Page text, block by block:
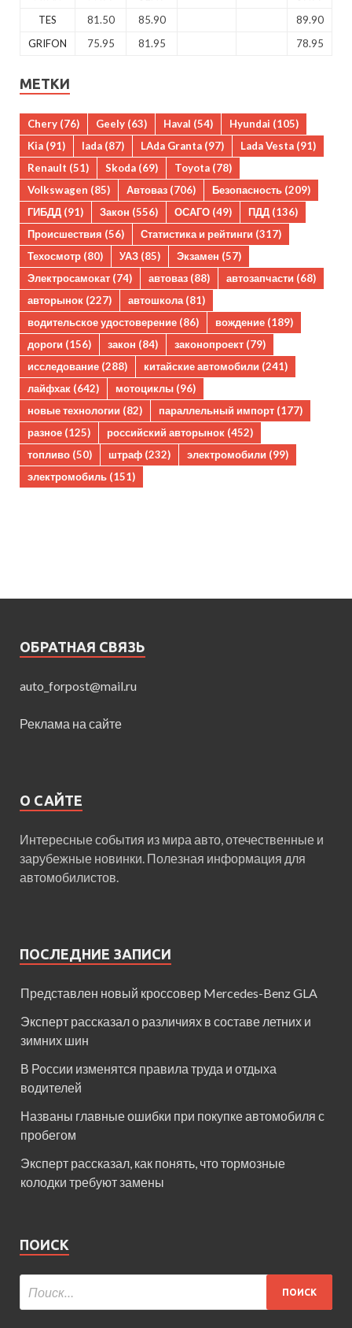
TES
81.50 85.90
89.90
GRIFON
75.95 81.95 78.95
МЕТКИ
Chery (76) Geely (63) Haval (54) Hyundai (105)
Kia (91) lada (87) LAda Granta (97) Lada Vesta (91)
Renault (51) Skoda (69) Toyota (78)
Volkswagen (85) Автоваз (706) Безопасность (209)
ГИБДД (91) Закон (556) ОСАГО (49) ПДД (136)
Происшествия (56) Статистика и рейтинги (317)
Техосмотр (80) УАЗ (85) Экзамен (57)
Электросамокат (74) автоваз (88) автозапчасти (68)
авторынок (227) автошкола(81)
водительское удостоверение (86) вождение (189)
дороги (156) закон (84) законопроект (79)
исследование (288) китайские автомобили (241)
лайфхак (642) мотоциклы (96)
новые технологии (82) параллельный импорт (177)
разное (125) российский авторынок (452)
топливо (50) штраф (232) электромобили (99)
электромобиль (151)
ОБРАТНАЯ СВЯЗЬ
auto_forpost@mail.ru
Реклама на сайте
О САЙТЕ
Интересные события из мира авто, отечественные и
зарубежные новинки. Полезная информация для
автомобилистов.
ПОСЛЕДНИЕ ЗАПИСИ
Представлен новый кроссовер Mercedes-Benz GLA
Эксперт рассказал о различиях в составе летних и
зимних шин
В России изменятся правила труда и отдыха
водителей
Названы главные ошибки при покупке автомобиля с
пробегом
Эксперт рассказал, как понять, что тормозные
колодки требуют замены
ПОИСК